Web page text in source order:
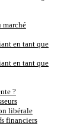
marché
en tant que
en tant que
?
libérale
financiers